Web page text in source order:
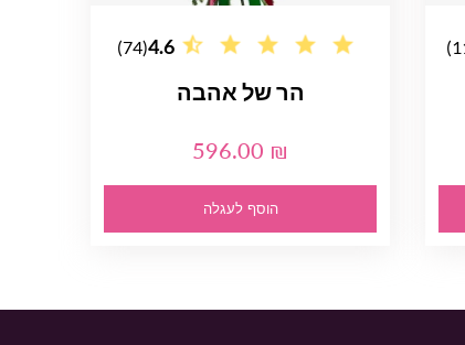
4.6
(74)
הר של אהבה
596.00 ₪
הוסף לעגלה